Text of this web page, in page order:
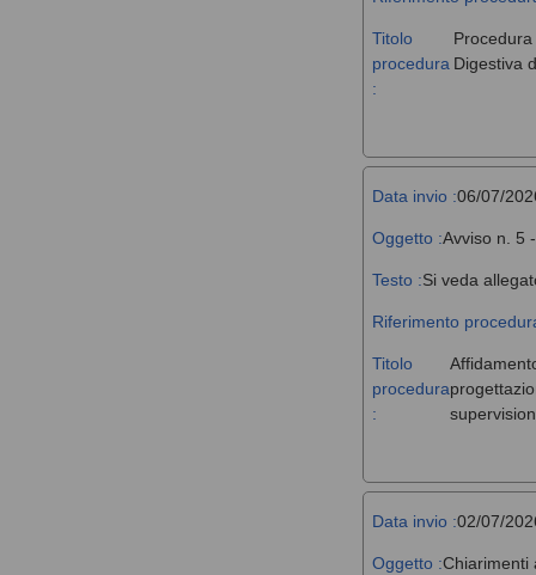
Titolo
procedura
:
Digestiva
Data invio :06/07/
Oggetto :Avviso n. 5
Testo :Si veda
Riferimento
Titolo
procedura
:
Data invio :02/07/
Oggetto :Chiarimenti